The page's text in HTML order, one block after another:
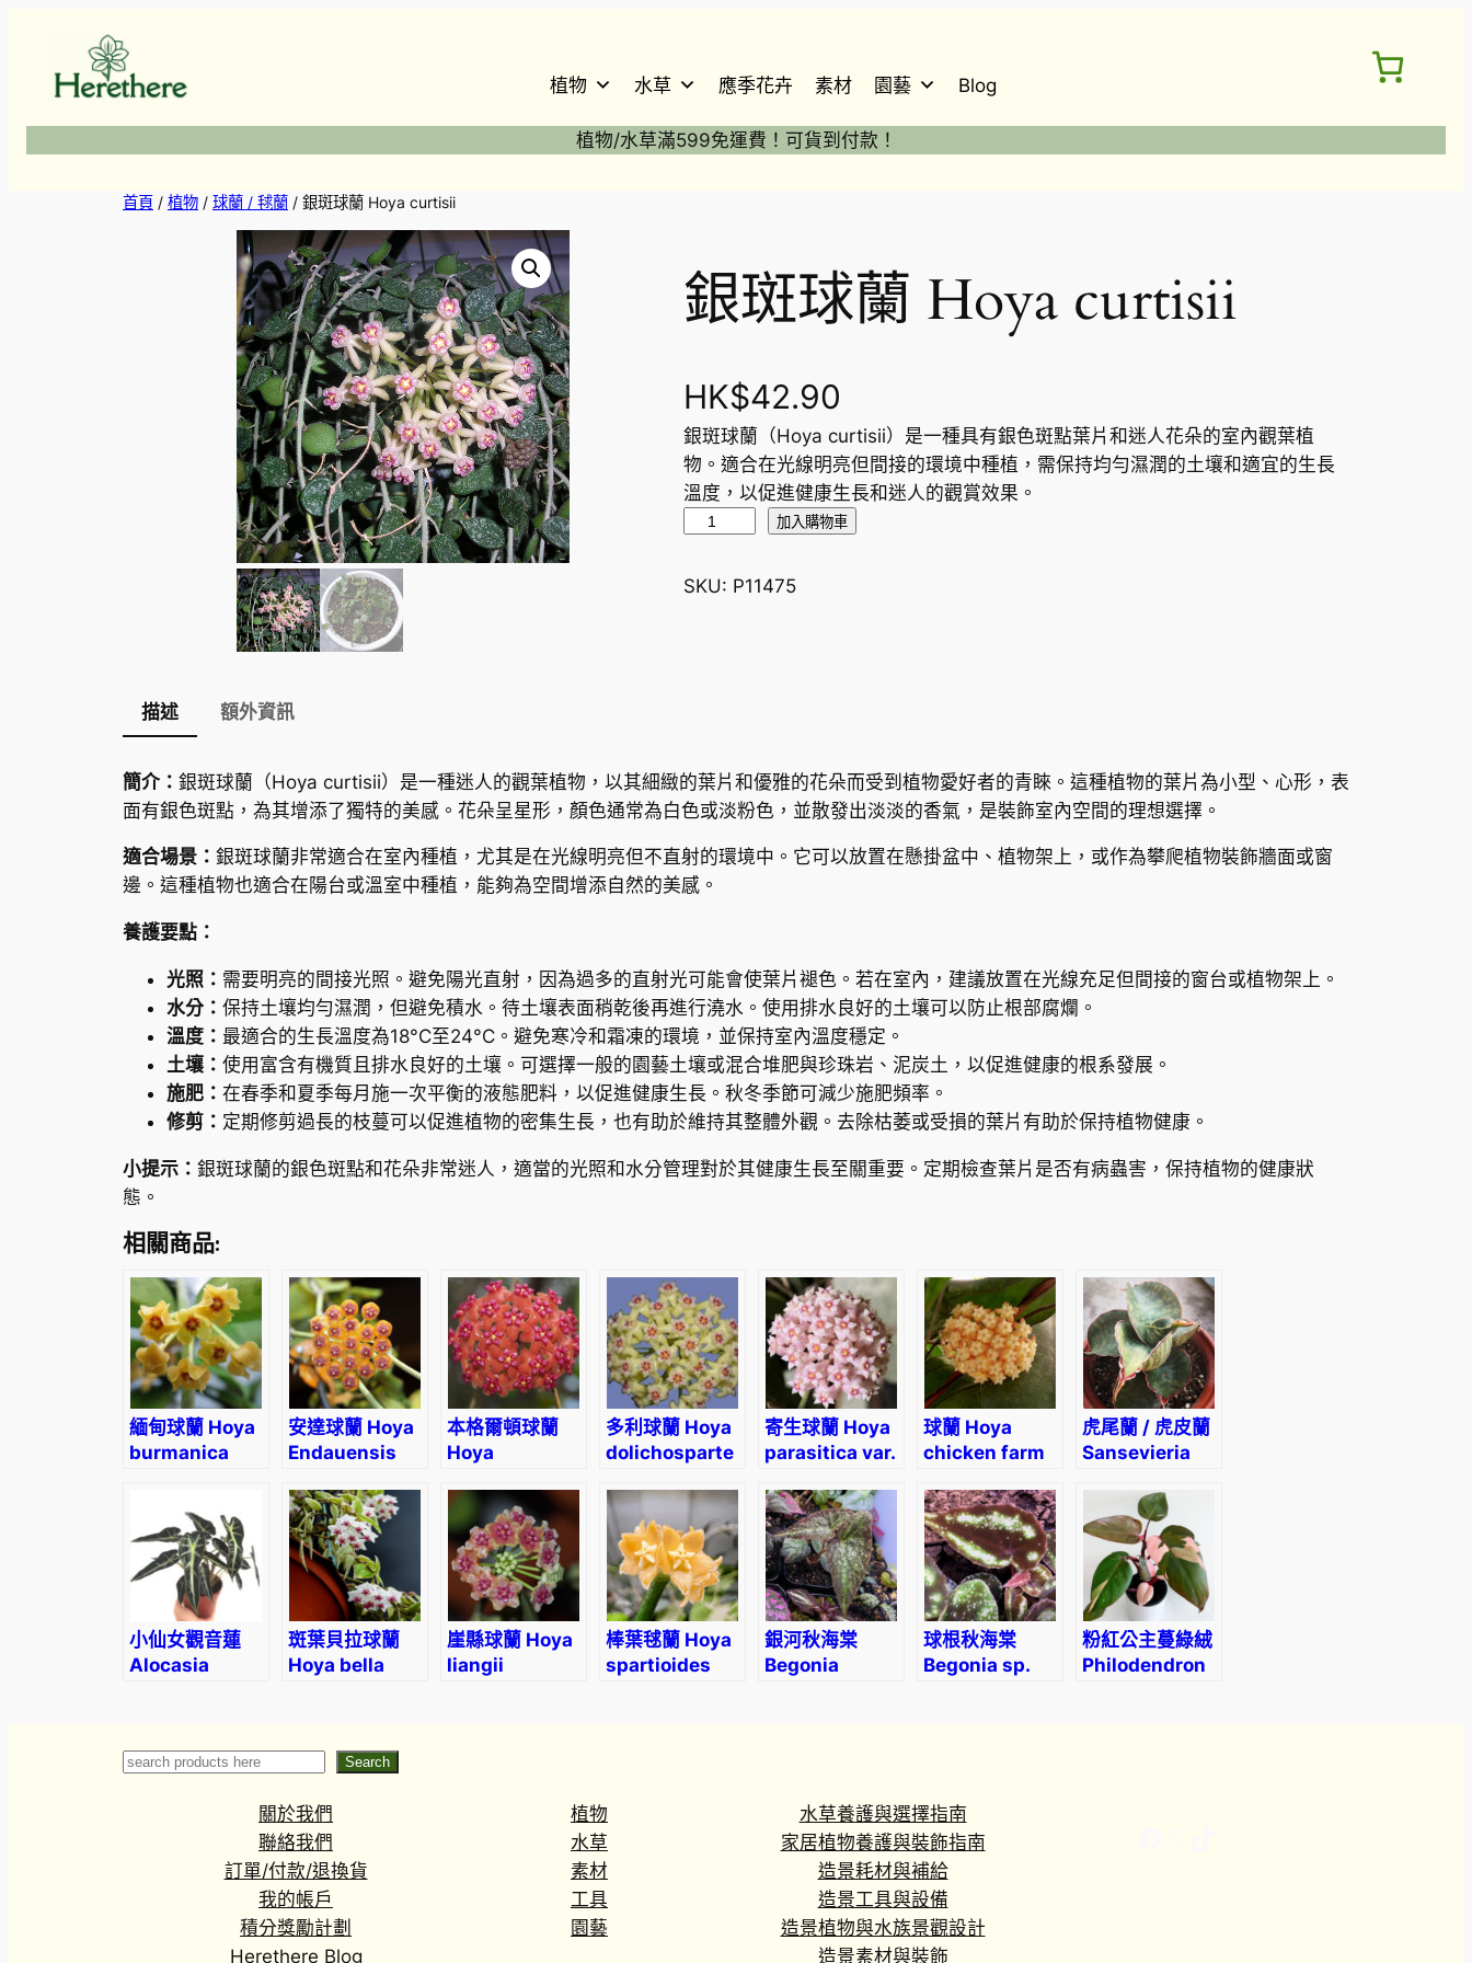
植物 水草 應季花卉 素材 園藝 Blog
植物/水草滿599免運費！可貨到付款！
首頁 / 植物 / 球蘭 / 毬蘭 / 銀斑球蘭 Hoya curtisii
銀斑球蘭 Hoya curtisii
HK$42.90
銀斑球蘭（Hoya curtisii）是一種具有銀色斑點葉片和迷人花朵的室內觀葉植
物。適合在光線明亮但間接的環境中種植，需保持均勻濕潤的土壤和適宜的生長
溫度，以促進健康生長和迷人的觀賞效果。
球
u
r
i
s
數
量
加入購物車
SKU: P11475
描述 額外資訊
簡介： 銀斑球蘭（Hoya curtisii）是一種迷人的觀葉植物，以其細緻的葉片和優雅的花朵而受到植物愛好者的青睞。這種植物的葉片為小型、心形，表
面有銀色斑點，為其增添了獨特的美感。花朵呈星形，顏色通常為白色或淡粉色，並散發出淡淡的香氣，是裝飾室內空間的理想選擇。
適合場景： 銀斑球蘭非常適合在室內種植，尤其是在光線明亮但不直射的環境中。它可以放置在懸掛盆中、植物架上，或作為攀爬植物裝飾牆面或窗
邊。這種植物也適合在陽台或溫室中種植，能夠為空間增添自然的美感。
養護要點：
光照： 需要明亮的間接光照。避免陽光直射，因為過多的直射光可能會使葉片褪色。若在室內，建議放置在光線充足但間接的窗台或植物架上。
水分： 保持土壤均勻濕潤，但避免積水。待土壤表面稍乾後再進行澆水。使用排水良好的土壤可以防止根部腐爛。
溫度： 最適合的生長溫度為18°C至24°C。避免寒冷和霜凍的環境，並保持室內溫度穩定。
土壤： 使用富含有機質且排水良好的土壤。可選擇一般的園藝土壤或混合堆肥與珍珠岩、泥炭土，以促進健康的根系發展。
施肥： 在春季和夏季每月施一次平衡的液態肥料，以促進健康生長。秋冬季節可減少施肥頻率。
修剪： 定期修剪過長的枝蔓可以促進植物的密集生長，也有助於維持其整體外觀。去除枯萎或受損的葉片有助於保持植物健康。
小提示： 銀斑球蘭的銀色斑點和花朵非常迷人，適當的光照和水分管理對於其健康生長至關重要。定期檢查葉片是否有病蟲害，保持植物的健康狀
態。
相關商品:
緬甸球蘭 Hoya
burmanica
安達球蘭 Hoya
Endauensis
本格爾頓球蘭
Hoya
多利球蘭 Hoya
dolichosparte
寄生球蘭 Hoya
parasitica var.
球蘭 Hoya
chicken farm
虎尾蘭 / 虎皮蘭
Sansevieria
Dwarf Plant
小仙女觀音蓮
Alocasia
斑葉貝拉球蘭
Hoya bella
崖縣球蘭 Hoya
liangii
棒葉毬蘭 Hoya
spartioides
銀河秋海棠
Begonia
球根秋海棠
Begonia sp.
粉紅公主蔓綠絨
Philodendron
Search Search
關於我們
聯絡我們
訂單/付款/退換貨
我的帳戶
積分獎勵計劃
Herethere Blog
植物
水草
素材
工具
園藝
水草養護與選擇指南
家居植物養護與裝飾指南
造景耗材與補給
造景工具與設備
造景植物與水族景觀設計
造景素材與裝飾